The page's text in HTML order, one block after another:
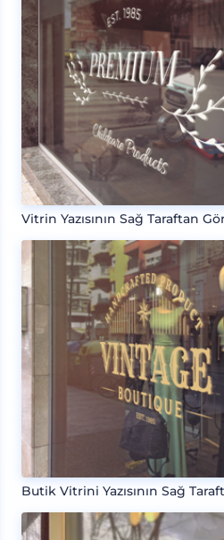
Vitrin Yazısının Sağ Taraftan
Butik Vitrini Yazısının Sağ